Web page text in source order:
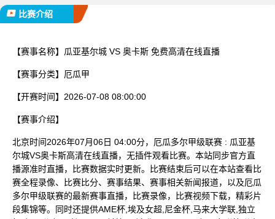
比赛介绍
【赛事名称】 瓜亚基尔城 VS 奥卡斯 免费高清在线直播
【赛事分类】 厄瓜甲
【开赛时间】 2026-07-08 08:00:00
【赛事介绍】
北京时间2026年07月06日 04:00分，厄瓜多尔甲级联赛 : 瓜亚基
尔城VS奥卡斯高清在线直播，无插件观看比赛。本站同步官方直
播源准时直播，比赛数据实时更新。比赛结束后可以在本站查看比
赛全程录像、比赛比分、赛事结果、赛事相关新闻报道，以及厄瓜
多尔甲级联赛的最新赛事直播，比赛录像，比赛视频下载，精彩片
段集锦等。同时还提供AME杯,埃及女超,尼金杯,马来大学联,独立